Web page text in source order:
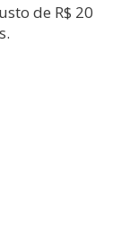
de R$ 20